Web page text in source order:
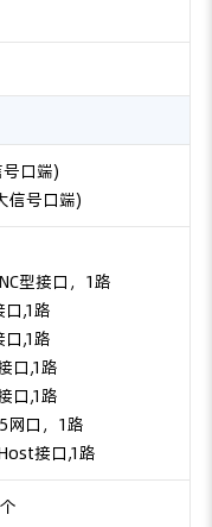
口端)
信号口端)
型接口，1路
,1路
,1路
口,1路
口,1路
网口，1路
接口,1路